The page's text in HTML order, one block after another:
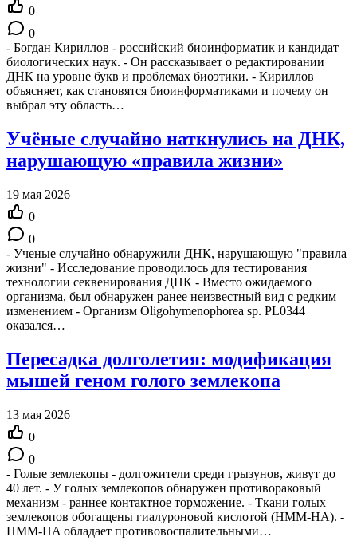
0
0
- Богдан Кириллов - российский биоинформатик и кандидат
биологических наук. - Он рассказывает о редактировании
ДНК на уровне букв и проблемах биоэтики. - Кириллов
объясняет, как становятся биоинформатиками и почему он
выбрал эту область…
Учёные случайно наткнулись на ДНК,
нарушающую «правила жизни»
19 мая 2026
0
0
- Ученые случайно обнаружили ДНК, нарушающую "правила
жизни" - Исследование проводилось для тестирования
технологии секвенирования ДНК - Вместо ожидаемого
организма, был обнаружен ранее неизвестный вид с редким
изменением - Организм Oligohymenophorea sp. PL0344
оказался…
Пересадка долголетия: модификация
мышей геном голого землекопа
13 мая 2026
0
0
- Голые землекопы - долгожители среди грызунов, живут до
40 лет. - У голых землекопов обнаружен противораковый
механизм - раннее контактное торможение. - Ткани голых
землекопов обогащены гиалуроновой кислотой (HMM-HA). -
HMM-HA обладает противовоспалительными…